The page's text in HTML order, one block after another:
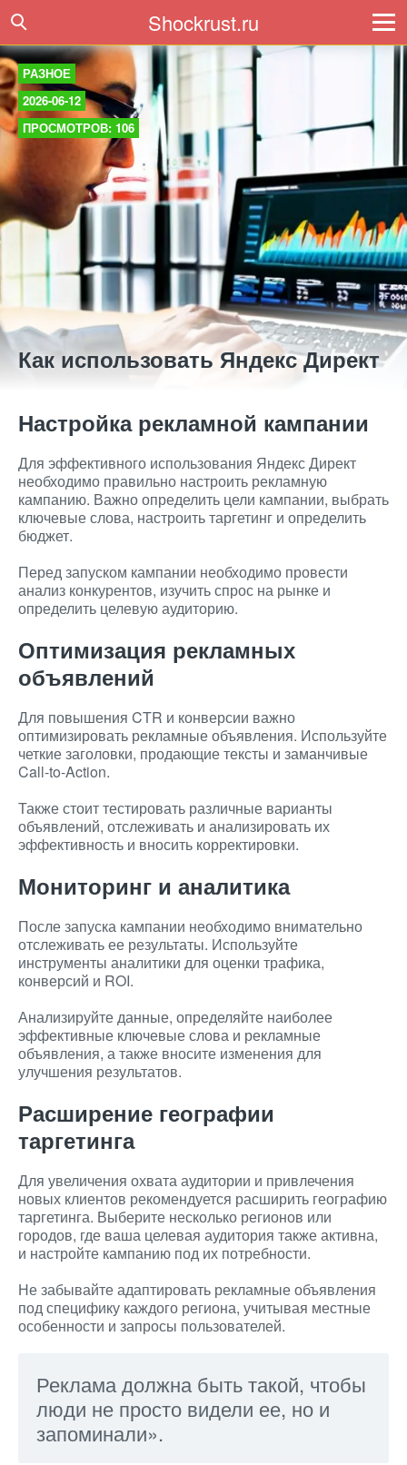
Shockrust.ru
РАЗНОЕ
2026-06-12
ПРОСМОТРОВ: 106
Как использовать Яндекс Директ
Настройка рекламной кампании
Для эффективного использования Яндекс Директ
необходимо правильно настроить рекламную
кампанию. Важно определить цели кампании, выбрать
ключевые слова, настроить таргетинг и определить
бюджет.
Перед запуском кампании необходимо провести
анализ конкурентов, изучить спрос на рынке и
определить целевую аудиторию.
Оптимизация рекламных
объявлений
Для повышения CTR и конверсии важно
оптимизировать рекламные объявления. Используйте
четкие заголовки, продающие тексты и заманчивые
Call-to-Action.
Также стоит тестировать различные варианты
объявлений, отслеживать и анализировать их
эффективность и вносить корректировки.
Мониторинг и аналитика
После запуска кампании необходимо внимательно
отслеживать ее результаты. Используйте
инструменты аналитики для оценки трафика,
конверсий и ROI.
Анализируйте данные, определяйте наиболее
эффективные ключевые слова и рекламные
объявления, а также вносите изменения для
улучшения результатов.
Расширение географии
таргетинга
Для увеличения охвата аудитории и привлечения
новых клиентов рекомендуется расширить географию
таргетинга. Выберите несколько регионов или
городов, где ваша целевая аудитория также активна,
и настройте кампанию под их потребности.
Не забывайте адаптировать рекламные объявления
под специфику каждого региона, учитывая местные
особенности и запросы пользователей.
Реклама должна быть такой, чтобы
люди не просто видели ее, но и
запоминали».